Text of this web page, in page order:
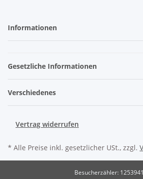
Informationen
Gesetzliche Informationen
Verschiedenes
Vertrag widerrufen
* Alle Preise inkl. gesetzlicher USt., zzgl.
Besucherzähler: 1253941